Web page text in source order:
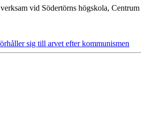
vid Södertörns högskola,
sig till arvet efter kommunismen